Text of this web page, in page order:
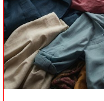
soyarica
soyiquique
soycalama